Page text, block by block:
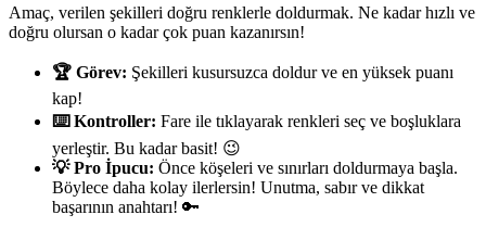
Amaç, verilen şekilleri doğru renklerle doldurmak. Ne kadar hızlı ve
doğru olursan o kadar çok puan kazanırsın!
🏆 Görev: Şekilleri kusursuzca doldur ve en yüksek puanı
kap!
⌨️ Kontroller: Fare ile tıklayarak renkleri seç ve boşluklara
yerleştir. Bu kadar basit! 😉
💡 Pro İpucu: Önce köşeleri ve sınırları doldurmaya başla.
Böylece daha kolay ilerlersin! Unutma, sabır ve dikkat
başarının anahtarı! 🔑